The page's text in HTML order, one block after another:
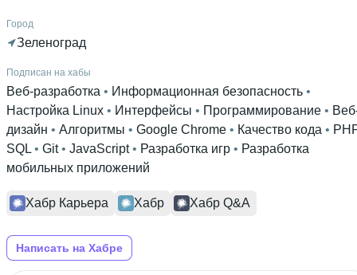
Город
Зеленоград
Подписан на хабы
Веб-разработка • Информационная безопасность
Настройка Linux • Интерфейсы • Программирование •
дизайн • Алгоритмы • Google Chrome • Качество кода •
SQL • Git • JavaScript • Разработка игр • Разработка
мобильных приложений
Хабр Карьера Хабр Хабр Q&A
Написать на Хабре